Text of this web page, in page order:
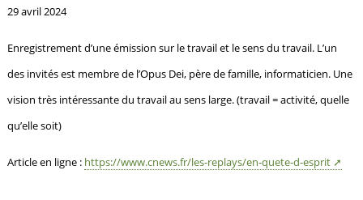
29 avril 2024
Enregistrement d’une émission sur le travail et le sens du travail. L’un
des invités est membre de l’Opus Dei, père de famille, informaticien. Une
vision très intéressante du travail au sens large. (travail = activité, quelle
qu’elle soit)
Article en ligne : https://www.cnews.fr/les-replays/en-quete-d-esprit